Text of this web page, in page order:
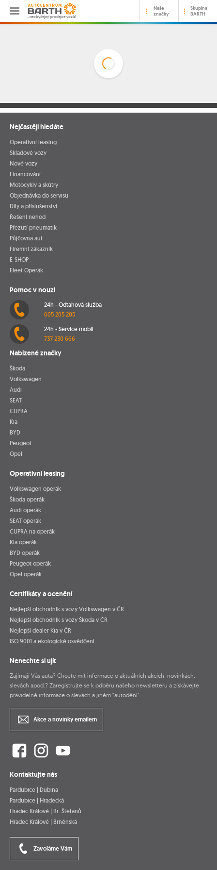
…neobyčejný prodejce vozů!
Naše
značky
Skupina
BARTH
Nejčastěji hledáte
Operativní leasing
Skladové vozy
Nové vozy
Financování
Motocykly a skútry
Objednávka do servisu
Díly a příslušenství
Řešení nehod
Přezutí pneumatik
Půjčovna aut
Firemní zákazník
E-SHOP
Fleet Operák
Pomoc v nouzi
24h - Odtahová služba
605 205 205
24h - Service mobil
737 230 666
Nabízené značky
Škoda
Volkswagen
Audi
SEAT
CUPRA
Kia
BYD
Peugeot
Opel
Operativní leasing
Volkswagen operák
Škoda operák
Audi operák
SEAT operák
CUPRA na operák
Kia operák
BYD operák
Peugeot operák
Opel operák
Certifikáty a ocenění
Nejlepší obchodník s vozy Volkswagen v ČR
Nejlepší obchodník s vozy Škoda v ČR
Nejlepší dealer Kia v ČR
ISO 9001 a ekologické osvědčení
Nenechte si ujít
Zajímají Vás auta? Chcete mít informace o aktuálních akcích, novinkách,
slevách apod.? Zaregistrujte se k odběru našeho newsletteru a získávejte
pravidelné informace o slevách a jiném "autodění".
Akce a novinky emailem
Kontaktujte nás
Pardubice | Dubina
Pardubice | Hradecká
Hradec Králové | Br. Štefanů
Hradec Králové | Brněnská
Zavoláme Vám